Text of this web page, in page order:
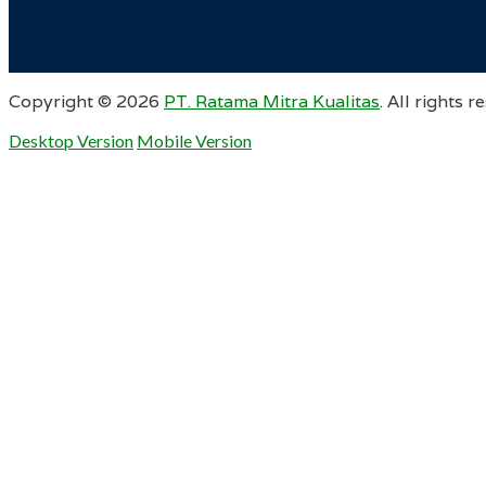
Copyright © 2026 PT. Ratama Mitra Kualitas. All rights
Desktop Version Mobile Version